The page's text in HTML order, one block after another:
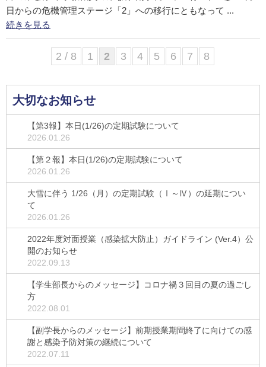
日からの危機管理ステージ「2」への移行にともなって ...
続きを見る
2 / 8 1 2 3 4 5 6 7 8
大切なお知らせ
【第3報】本日(1/26)の定期試験について
2026.01.26
【第２報】本日(1/26)の定期試験について
2026.01.26
大雪に伴う 1/26（月）の定期試験（Ⅰ～Ⅳ）の延期につい
て
2026.01.26
2022年度対面授業（感染拡大防止）ガイドライン (Ver.4）公
開のお知らせ
2022.09.13
【学生部長からのメッセージ】コロナ禍３回目の夏の過ごし
方
2022.08.01
【副学長からのメッセージ】前期授業期間終了に向けての感
謝と感染予防対策の継続について
2022.07.11